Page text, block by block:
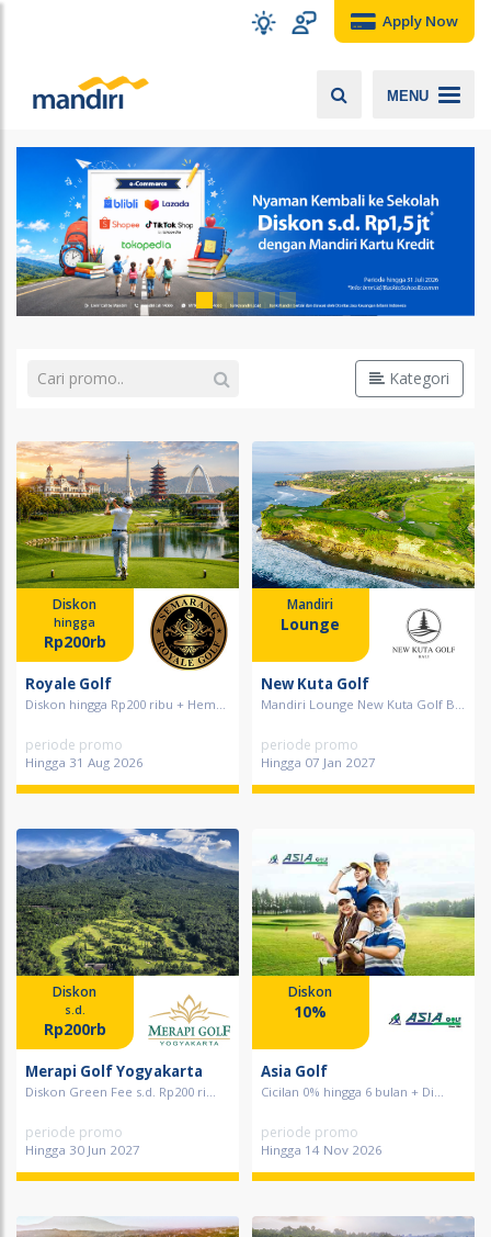
Apply Now
MENU
Kategori
Diskon
hingga
Rp200rb
Royale Golf
Diskon hingga Rp200 ribu + Hem...
periode promo
Hingga 31 Aug 2026
Mandiri
Lounge
New Kuta Golf
Mandiri Lounge New Kuta Golf B...
periode promo
Hingga 07 Jan 2027
Diskon
s.d.
Rp200rb
Merapi Golf Yogyakarta
Diskon Green Fee s.d. Rp200 ri...
periode promo
Hingga 30 Jun 2027
Diskon
10%
Asia Golf
Cicilan 0% hingga 6 bulan + Di...
periode promo
Hingga 14 Nov 2026